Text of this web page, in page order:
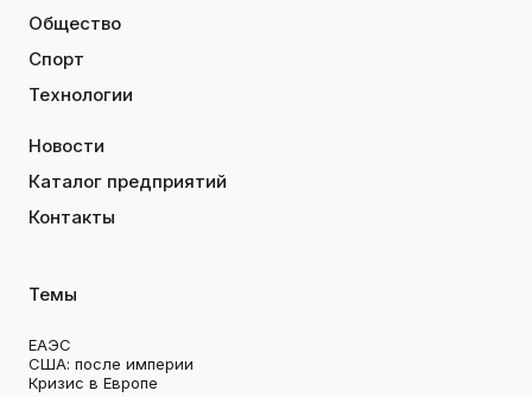
Общество
Спорт
Технологии
Новости
Каталог предприятий
Контакты
Темы
ЕАЭС
США: после империи
Кризис в Европе